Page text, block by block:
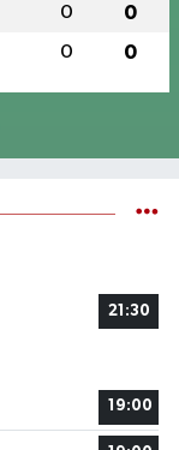
0 0
0 0
21:30
19:00